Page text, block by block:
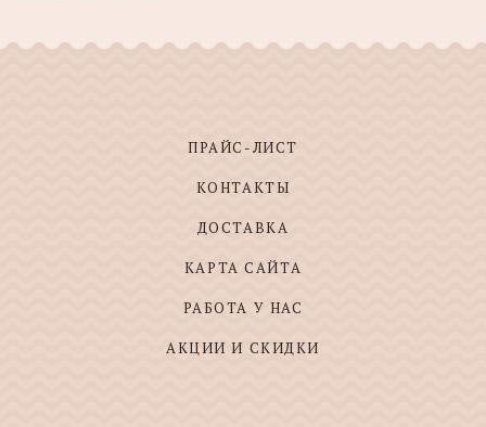
ПРАЙС-ЛИСТ
КОНТАКТЫ
ДОСТАВКА
КАРТА САЙТА
РАБОТА У НАС
АКЦИИ И СКИДКИ